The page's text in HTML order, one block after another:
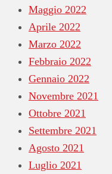
Maggio 2022
Aprile 2022
Marzo 2022
Febbraio 2022
Gennaio 2022
Novembre 2021
Ottobre 2021
Settembre 2021
Agosto 2021
Luglio 2021